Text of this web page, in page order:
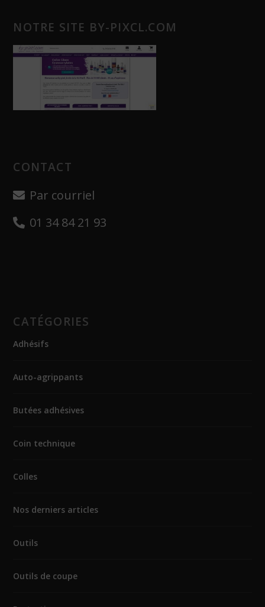
NOTRE SITE BY-PIXCL.COM
CONTACT
Par courriel
01 34 84 21 93
CATÉGORIES
Adhésifs
Auto-agrippants
Butées adhésives
Coin technique
Colles
Nos derniers articles
Outils
Outils de coupe